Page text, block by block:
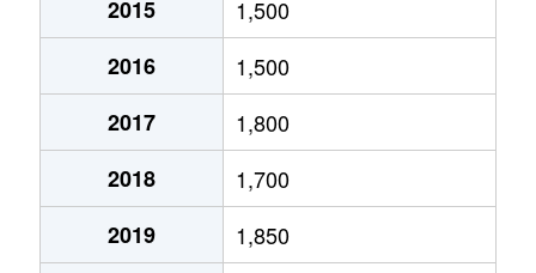
北１０条東
1,900万円
北１２条東
1,800万円
北１２条東
2,700万円
北１２条東
2,300万円
北１３条東
3,800万円
2015
1,500
2016
1,500
2017
1,800
2018
1,700
2019
1,850